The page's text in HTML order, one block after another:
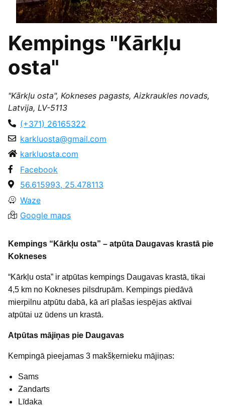
Kempings "Kārkļu
osta"
"Kārkļu osta", Kokneses pagasts, Aizkraukles novads,
Latvija, LV-5113
(+371) 26165322
karkluosta@gmail.com
karkluosta.com
Facebook
56.615993, 25.478113
Waze
Google maps
Kempings “Kārkļu osta” – atpūta Daugavas krastā pie
Kokneses
“Kārkļu osta” ir atpūtas kempings Daugavas krastā, tikai
4,5 km no Kokneses pilsdrupām. Kempings piedāvā
mierpilnu atpūtu dabā, kā arī plašas iespējas aktīvai
atpūtai uz ūdens un krastā.
Atpūtas mājiņas pie Daugavas
Kempingā pieejamas 3 makšķernieku mājiņas:
Sams
Zandarts
Līdaka